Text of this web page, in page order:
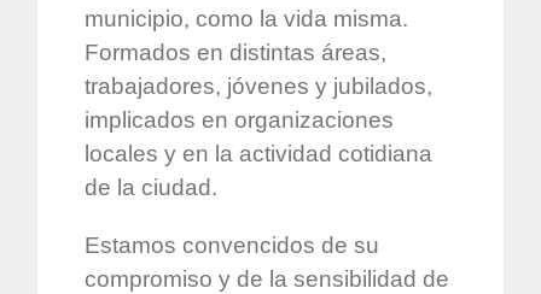
municipio, como la vida misma.
Formados en distintas áreas,
trabajadores, jóvenes y jubilados,
implicados en organizaciones
locales y en la actividad cotidiana
de la ciudad.
Estamos convencidos de su
compromiso y de la sensibilidad de